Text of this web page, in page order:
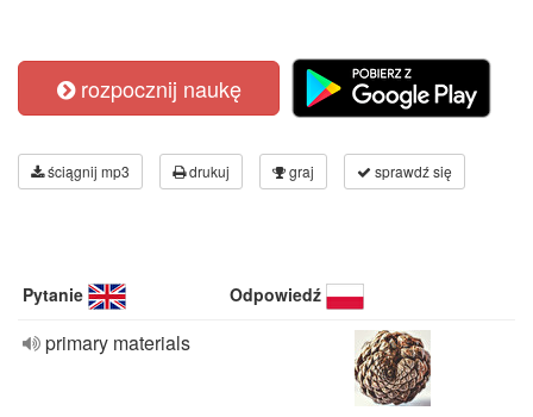
rozpocznij naukę
ściągnij mp3 drukuj graj sprawdź się
Pytanie Odpowiedź
primary materials